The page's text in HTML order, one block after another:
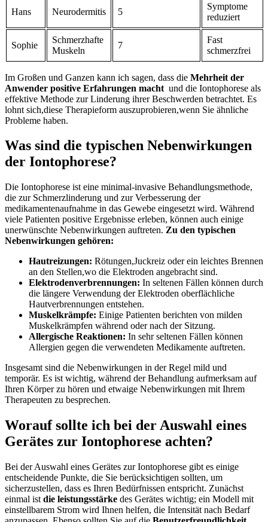
Hans Neurodermitis 5
Symptome
‌reduziert
Sophie
Schmerzhafte
Muskeln
7
Fast
schmerzfrei
Im Großen und⁣ Ganzen kann ich ‍sagen, dass die Mehrheit der
Anwender​ positive Erfahrungen ⁣macht ⁤ und die Iontophorese als
effektive Methode zur Linderung ihrer Beschwerden betrachtet. Es
‌lohnt​ sich,diese Therapieform auszuprobieren,wenn Sie ähnliche‍
Probleme haben.
Was sind die typischen‍ Nebenwirkungen
der Iontophorese?
Die Iontophorese⁣ ist eine minimal-invasive Behandlungsmethode,
die⁣ zur Schmerzlinderung und zur Verbesserung der
medikamentenaufnahme in das Gewebe eingesetzt wird. Während
viele Patienten positive Ergebnisse‌ erleben, ​können auch einige
unerwünschte ‍Nebenwirkungen auftreten. Zu den typischen
⁢Nebenwirkungen gehören:
Hautreizungen: Rötungen,Juckreiz oder ein leichtes Brennen
an den‌ Stellen,wo ⁢die Elektroden‍ angebracht sind.
Elektrodenverbrennungen: In seltenen Fällen können durch
die längere ​Verwendung der⁣ Elektroden oberflächliche
Hautverbrennungen entstehen.
Muskelkrämpfe: Einige Patienten berichten von‍ milden
Muskelkrämpfen ⁢während oder nach der Sitzung.
Allergische Reaktionen: In⁢ sehr seltenen Fällen können
⁣Allergien gegen die verwendeten Medikamente⁢ auftreten.
Insgesamt ⁢sind die Nebenwirkungen in der Regel mild und⁣
temporär. Es ist wichtig, während der Behandlung aufmerksam auf
Ihren Körper zu hören‍ und etwaige Nebenwirkungen mit Ihrem
⁢Therapeuten zu besprechen.
Worauf sollte⁣ ich bei der Auswahl eines
Gerätes zur Iontophorese achten?
Bei der‍ Auswahl ⁢eines Gerätes zur Iontophorese gibt es ⁢einige
entscheidende Punkte, die Sie berücksichtigen sollten, um​
sicherzustellen, ‌dass es Ihren Bedürfnissen​ entspricht. Zunächst
einmal ist die leistungsstärke des Gerätes wichtig; ein Modell mit
einstellbarem Strom ‌wird Ihnen ⁤helfen, die Intensität nach Bedarf